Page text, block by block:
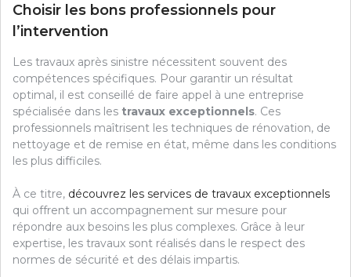
Choisir les bons professionnels pour
l’intervention
Les travaux après sinistre nécessitent souvent des
compétences spécifiques. Pour garantir un résultat
optimal, il est conseillé de faire appel à une entreprise
spécialisée dans les travaux exceptionnels. Ces
professionnels maîtrisent les techniques de rénovation, de
nettoyage et de remise en état, même dans les conditions
les plus difficiles.
À ce titre, découvrez les services de travaux exceptionnels
qui offrent un accompagnement sur mesure pour
répondre aux besoins les plus complexes. Grâce à leur
expertise, les travaux sont réalisés dans le respect des
normes de sécurité et des délais impartis.